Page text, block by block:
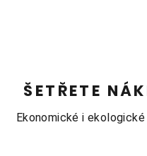
ŠETŘETE
Ekonomické i